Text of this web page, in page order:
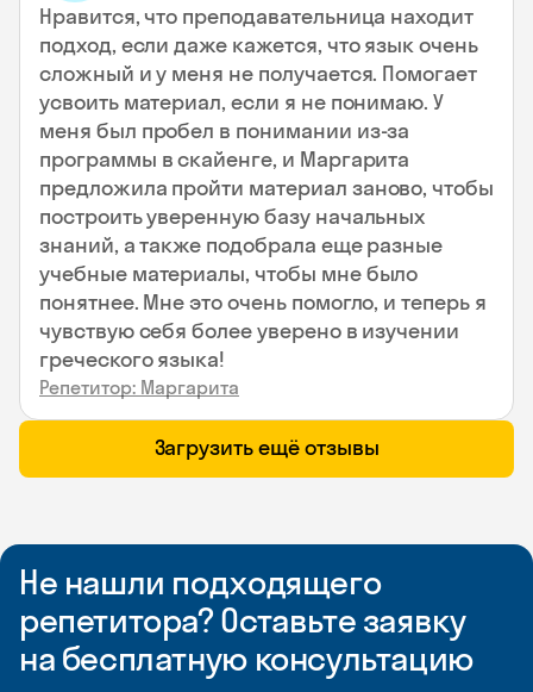
Нравится, что преподавательница находит
подход, если даже кажется, что язык очень
сложный и у меня не получается. Помогает
усвоить материал, если я не понимаю. У
меня был пробел в понимании из-за
программы в скайенге, и Маргарита
предложила пройти материал заново, чтобы
построить уверенную базу начальных
знаний, а также подобрала еще разные
учебные материалы, чтобы мне было
понятнее. Мне это очень помогло, и теперь я
чувствую себя более уверено в изучении
греческого языка!
Репетитор: Маргарита
Загрузить ещё отзывы
Не нашли подходящего
репетитора? Оставьте заявку
на бесплатную консультацию